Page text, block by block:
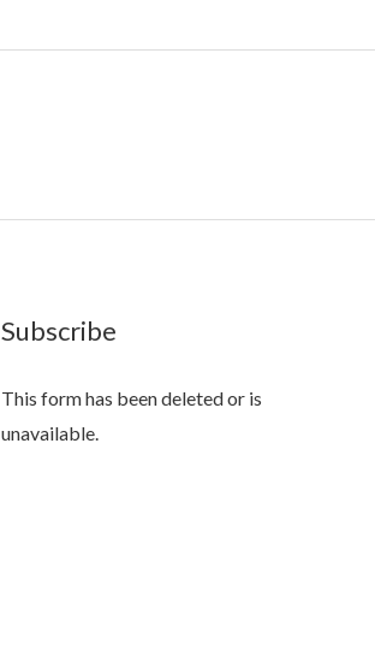
Subscribe
This form has been deleted or is
unavailable.